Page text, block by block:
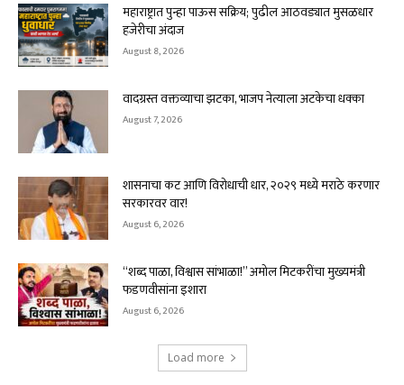
महाराष्ट्रात पुन्हा पाऊस सक्रिय; पुढील आठवड्यात मुसळधार
हजेरीचा अंदाज
August 8, 2026
वादग्रस्त वक्तव्याचा झटका, भाजप नेत्याला अटकेचा धक्का
August 7, 2026
शासनाचा कट आणि विरोधाची धार, २०२९ मध्ये मराठे करणार
सरकारवर वार!
August 6, 2026
“शब्द पाळा, विश्वास सांभाळा!” अमोल मिटकरींचा मुख्यमंत्री
फडणवीसांना इशारा
August 6, 2026
Load more